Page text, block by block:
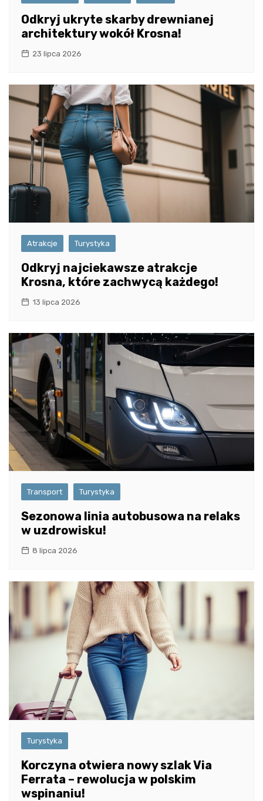
Odkryj ukryte skarby drewnianej
architektury wokół Krosna!
23 lipca 2026
Atrakcje Turystyka
Odkryj najciekawsze atrakcje
Krosna, które zachwycą każdego!
13 lipca 2026
Transport Turystyka
Sezonowa linia autobusowa na relaks
w uzdrowisku!
8 lipca 2026
Turystyka
Korczyna otwiera nowy szlak Via
Ferrata – rewolucja w polskim
wspinaniu!